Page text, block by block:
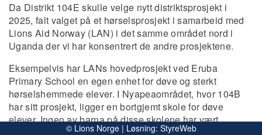
Da Distrikt 104E skulle velge nytt distriktsprosjekt i
2025, falt valget på et hørselsprosjekt i samarbeid med
Lions Aid Norway (LAN) i det samme området nord i
Uganda der vi har konsentrert de andre prosjektene.
Eksempelvis har LANs hovedprosjekt ved Eruba
Primary School en egen enhet for døve og sterkt
hørselshemmede elever. I Nyapeaområdet, hvor 104B
har sitt prosjekt, ligger en bortgjemt skole for døve
elever. Ingen av barna på disse skolene har vært
© Lions Norge | Løsning: StyreWeb